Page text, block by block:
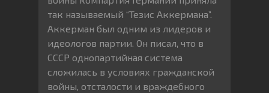
так называемый “Тезис Аккермана”.
Аккерман был одним из лидеров и
идеологов партии. Он писал, что в
СССР однопартийная система
сложилась в условиях гражданской
войны, отсталости и враждебного